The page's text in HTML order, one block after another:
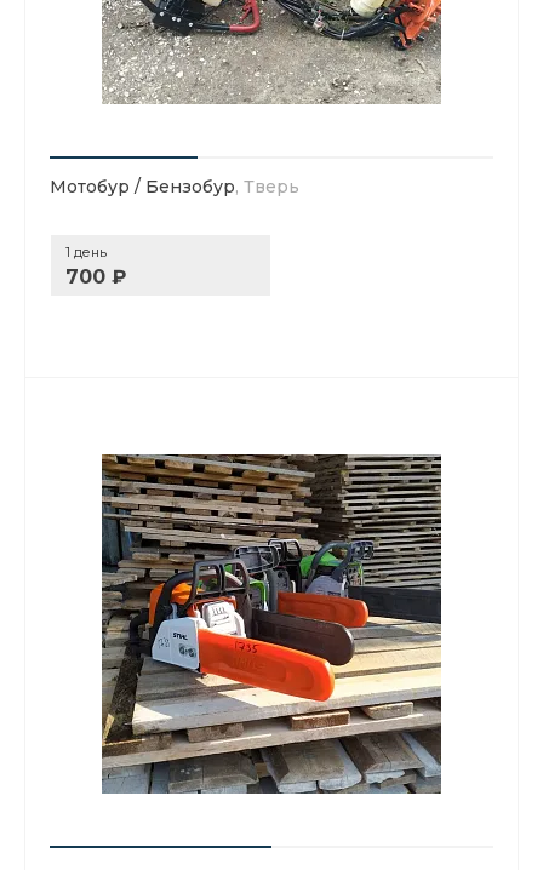
Мотобур / Бензобур, Тверь
1 день
700 ₽